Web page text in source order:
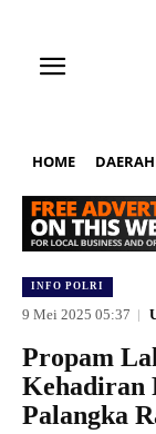
HOME DAERAH
INFO POLRI
9 Mei 2025 05:37
Propam
Kehadiran
Palangka